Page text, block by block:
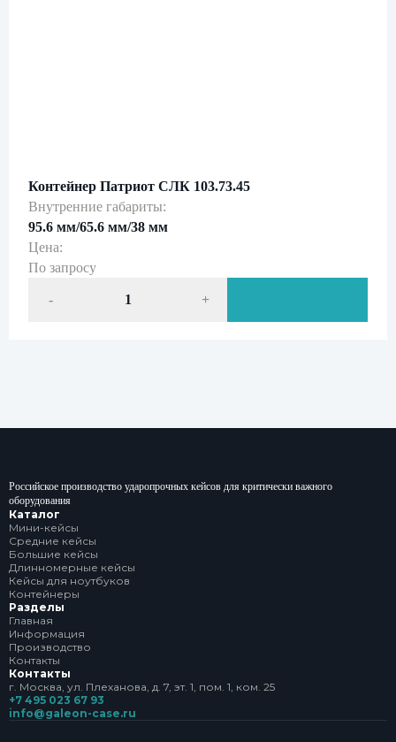
Контейнер Патриот СЛК 103.73.45
Внутренние габариты:
95.6 мм/65.6 мм/38 мм
Цена:
По запросу
- +
Российское производство ударопрочных кейсов для критически важного
оборудования
Каталог
Мини-кейсы
Средние кейсы
Большие кейсы
Длинномерные кейсы
Кейсы для ноутбуков
Контейнеры
Разделы
Главная
Информация
Производство
Контакты
Контакты
г. Москва, ул. Плеханова, д. 7, эт. 1, пом. 1, ком. 25
+7 495 023 67 93
info@galeon-case.ru